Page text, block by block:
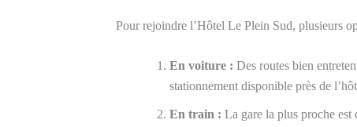
Pour rejoindre l’Hôtel Le Plein Sud, plusieurs
En voiture : Des routes bien
stationnement disponible près de
En train : La gare la plus proche est